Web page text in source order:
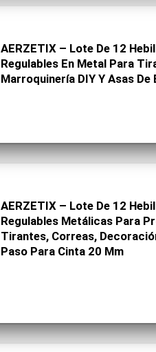
AERZETIX – Lote De 12
Regulables En Metal Para
Marroquinería DIY Y Asas
AERZETIX – Lote De 12
Regulables Metálicas Para
Tirantes, Correas,
Paso Para Cinta 20 Mm